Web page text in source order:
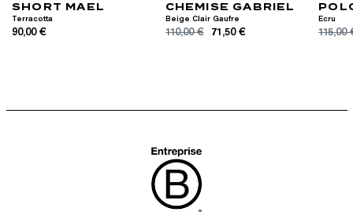
SHORT MAEL
Terracotta
90,00 €
CHEMISE GABRIEL
Beige Clair Gaufre
110,00 € 71,50 €
Ecru
115,00